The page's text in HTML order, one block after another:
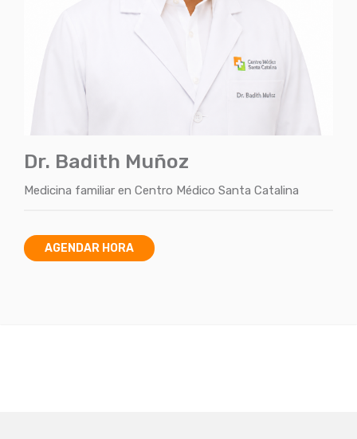
Dr. Badith Muñoz
Medicina familiar en Centro Médico Santa Catalina
AGENDAR HORA